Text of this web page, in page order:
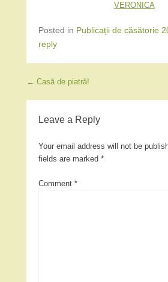
VERONICA
Posted in Publicații de căsătorie
reply
Post navigation
← Casă de piatră!
Leave a Reply
Your email address will not be
fields are marked *
Comment *